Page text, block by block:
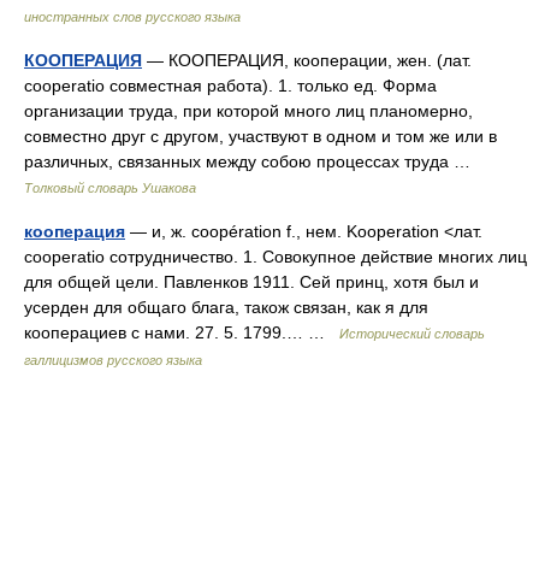
иностранных слов русского языка
КООПЕРАЦИЯ — КООПЕРАЦИЯ, кооперации, жен. (лат.
cooperatio совместная работа). 1. только ед. Форма
организации труда, при которой много лиц планомерно,
совместно друг с другом, участвуют в одном и том же или в
различных, связанных между собою процессах труда …
Толковый словарь Ушакова
кооперация — и, ж. coopération f., нем. Kooperation <лат.
cooperatio сотрудничество. 1. Совокупное действие многих лиц
для общей цели. Павленков 1911. Сей принц, хотя был и
усерден для общаго блага, також связан, как я для
кооперациев с нами. 27. 5. 1799.… …
Исторический словарь
галлицизмов русского языка